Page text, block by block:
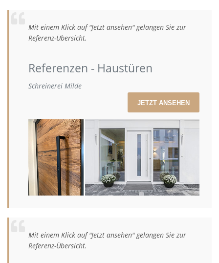
Mit einem Klick auf "Jetzt ansehen" gelangen Sie zur
Referenz-Übersicht.
Referenzen - Haustüren
Schreinerei Milde
JETZT ANSEHEN
Mit einem Klick auf "Jetzt ansehen" gelangen Sie zur
Referenz-Übersicht.